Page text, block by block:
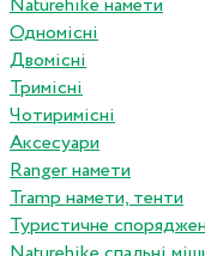
Naturehike намети
Одномісні
Двомісні
Тримісні
Чотиримісні
Аксесуари
Ranger намети
Tramp намети, тенти
Туристичне